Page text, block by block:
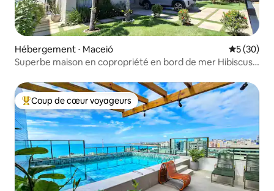
Hébergement ⋅ Maceió
5 (30)
Superbe maison en copropriété en bord de mer Hibiscus
Coups de cœur voyageurs les plus appréciés
Coup de cœur voyageurs